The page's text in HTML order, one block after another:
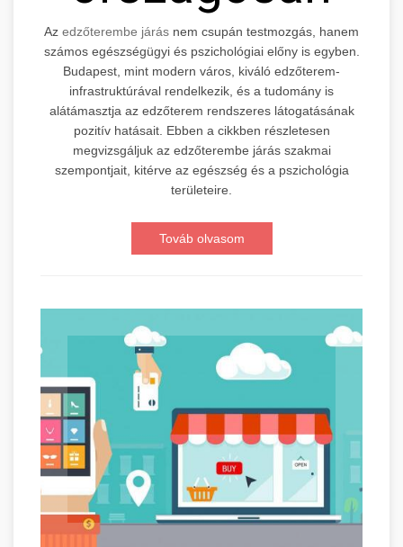
Az edzőterembe járás nem csupán testmozgás, hanem
számos egészségügyi és pszichológiai előny is egyben.
Budapest, mint modern város, kiváló edzőterem-
infrastruktúrával rendelkezik, és a tudomány is
alátámasztja az edzőterem rendszeres látogatásának
pozitív hatásait. Ebben a cikkben részletesen
megvizsgáljuk az edzőterembe járás szakmai
szempontjait, kitérve az egészség és a pszichológia
területeire.
Továb olvasom